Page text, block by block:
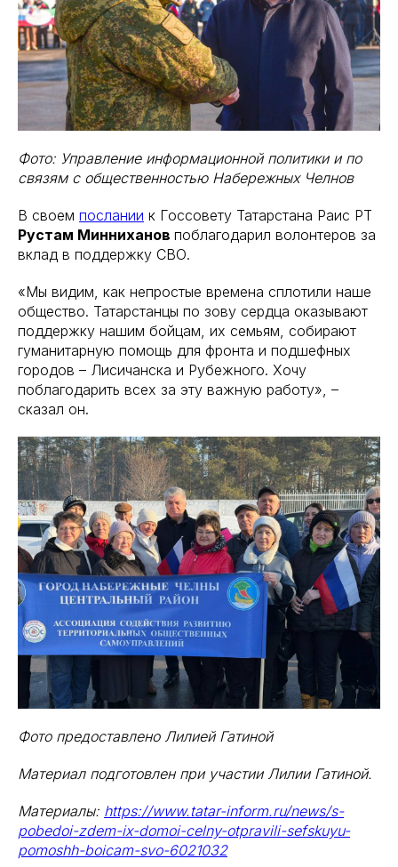
Фото: Управление информационной политики и по
связям с общественностью Набережных Челнов
В своем послании к Госсовету Татарстана Раис РТ
Рустам Минниханов поблагодарил волонтеров за
вклад в поддержку СВО.
«Мы видим, как непростые времена сплотили наше
общество. Татарстанцы по зову сердца оказывают
поддержку нашим бойцам, их семьям, собирают
гуманитарную помощь для фронта и подшефных
городов – Лисичанска и Рубежного. Хочу
поблагодарить всех за эту важную работу», –
сказал он.
Фото предоставлено Лилией Гатиной
Материал подготовлен при участии Лилии Гатиной.
Материалы: https://www.tatar-inform.ru/news/s-
pobedoi-zdem-ix-domoi-celny-otpravili-sefskuyu-
pomoshh-boicam-svo-6021032